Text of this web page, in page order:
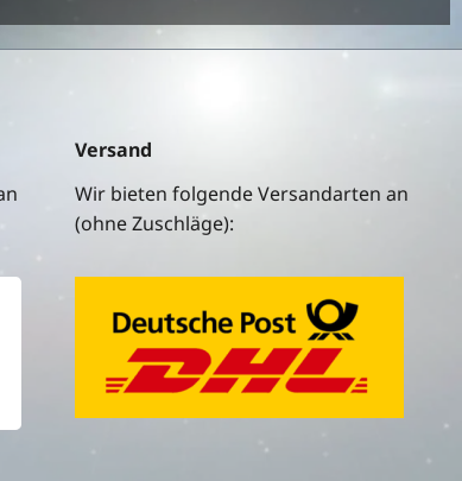
Versand
Wir bieten folgende Versandarten an
(ohne Zuschläge):